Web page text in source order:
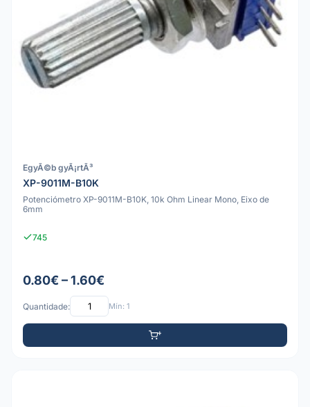
EgyÃ©b gyÃ¡rtÃ³
XP-9011M-B10K
Potenciómetro XP-9011M-B10K, 10k Ohm Linear Mono, Eixo de
6mm
745
0.80€ – 1.60€
Quantidade: Mín: 1